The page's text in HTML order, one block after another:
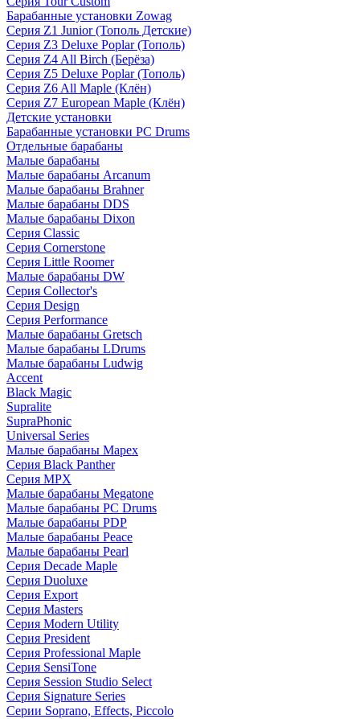
Барабанные установки Zowag
Серия Z1 Junior (Тополь Детские)
Серия Z3 Deluxe Poplar (Тополь)
Серия Z4 All Birch (Берёза)
Серия Z5 Deluxe Poplar (Тополь)
Серия Z6 All Maple (Клён)
Серия Z7 European Maple (Клён)
Детские установки
Барабанные установки PC Drums
Отдельные барабаны
Малые барабаны
Малые барабаны Arcanum
Малые барабаны Brahner
Малые барабаны DDS
Малые барабаны Dixon
Серия Classic
Серия Cornerstone
Серия Little Roomer
Малые барабаны DW
Серия Collector's
Серия Design
Серия Performance
Малые барабаны Gretsch
Малые барабаны LDrums
Малые барабаны Ludwig
Accent
Black Magic
Supralite
SupraPhonic
Universal Series
Малые барабаны Mapex
Серия Black Panther
Серия MPX
Малые барабаны Megatone
Малые барабаны PC Drums
Малые барабаны PDP
Малые барабаны Peace
Малые барабаны Pearl
Серия Decade Maple
Серия Duoluxe
Серия Export
Серия Masters
Серия Modern Utility
Серия President
Серия Professional Maple
Серия SensiTone
Серия Session Studio Select
Серия Signature Series
Серии Soprano, Effects, Piccolo